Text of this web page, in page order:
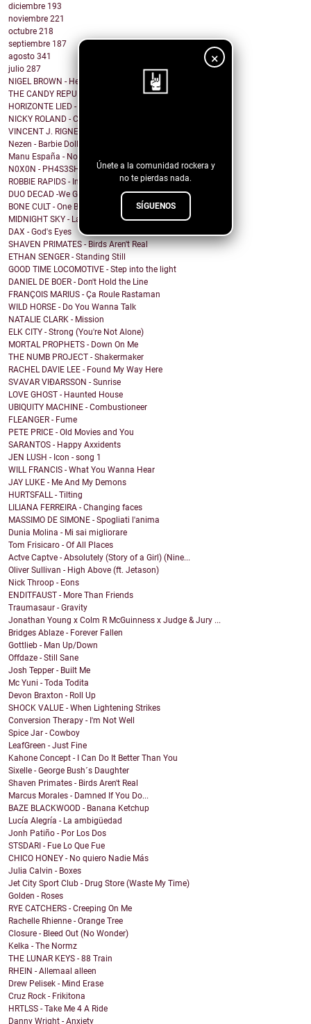
×
Únete a la comunidad rockera y
no te pierdas nada.
SÍGUENOS
diciembre 193
noviembre 221
octubre 218
septiembre 187
agosto 341
julio 287
NIGEL BROWN - Here Comes The Truth
THE CANDY REPUBLIC - I do not write love songs
HORIZONTE LIED - Memorias de Crónicas Futuras [Rem...
NICKY ROLAND - Carried Away
VINCENT J. RIGNEY - Beautiful Human
Nezen - Barbie Doll
Manu España - No me importa cómo voy a acabar
N0X0N - PH4S3SH1FT
ROBBIE RAPIDS - In Our House
DUO DECAD -We Got It All Worked Out
BONE CULT - One By One
MIDNIGHT SKY - Last Hope for the Modern World
DAX - God's Eyes
SHAVEN PRIMATES - Birds Aren't Real
ETHAN SENGER - Standing Still
GOOD TIME LOCOMOTIVE - Step into the light
DANIEL DE BOER - Don't Hold the Line
FRANÇOIS MARIUS - Ça Roule Rastaman
WILD HORSE - Do You Wanna Talk
NATALIE CLARK - Mission
ELK CITY - Strong (You're Not Alone)
MORTAL PROPHETS - Down On Me
THE NUMB PROJECT - Shakermaker
RACHEL DAVIE LEE - Found My Way Here
SVAVAR VIÐARSSON - Sunrise
LOVE GHOST - Haunted House
UBIQUITY MACHINE - Combustioneer
FLEANGER - Fume
PETE PRICE - Old Movies and You
SARANTOS - Happy Axxidents
JEN LUSH - Icon - song 1
WILL FRANCIS - What You Wanna Hear
JAY LUKE - Me And My Demons
HURTSFALL - Tilting
LILIANA FERREIRA - Changing faces
MASSIMO DE SIMONE - Spogliati l'anima
Dunia Molina - Mi sai migliorare
Tom Frisicaro - Of All Places
Actve Captve - Absolutely (Story of a Girl) (Nine...
Oliver Sullivan - High Above (ft. Jetason)
Nick Throop - Eons
ENDITFAUST - More Than Friends
Traumasaur - Gravity
Jonathan Young x Colm R McGuinness x Judge & Jury ...
Bridges Ablaze - Forever Fallen
Gottlieb - Man Up/Down
Offdaze - Still Sane
Josh Tepper - Built Me
Mc Yuni - Toda Todita
Devon Braxton - Roll Up
SHOCK VALUE - When Lightening Strikes
Conversion Therapy - I'm Not Well
Spice Jar - Cowboy
LeafGreen - Just Fine
Kahone Concept - I Can Do It Better Than You
Sixelle - George Bush´s Daughter
Shaven Primates - Birds Aren't Real
Marcus Morales - Damned If You Do...
BAZE BLACKWOOD - Banana Ketchup
Lucía Alegría - La ambigüedad
Jonh Patiño - Por Los Dos
STSDARI - Fue Lo Que Fue
CHICO HONEY - No quiero Nadie Más
Julia Calvin - Boxes
Jet City Sport Club - Drug Store (Waste My Time)
Golden - Roses
RYE CATCHERS - Creeping On Me
Rachelle Rhienne - Orange Tree
Closure - Bleed Out (No Wonder)
Kelka - The Normz
THE LUNAR KEYS - 88 Train
RHEIN - Allemaal alleen
Drew Pelisek - Mind Erase
Cruz Rock - Frikitona
HRTLSS - Take Me 4 A Ride
Danny Wright - Anxiety